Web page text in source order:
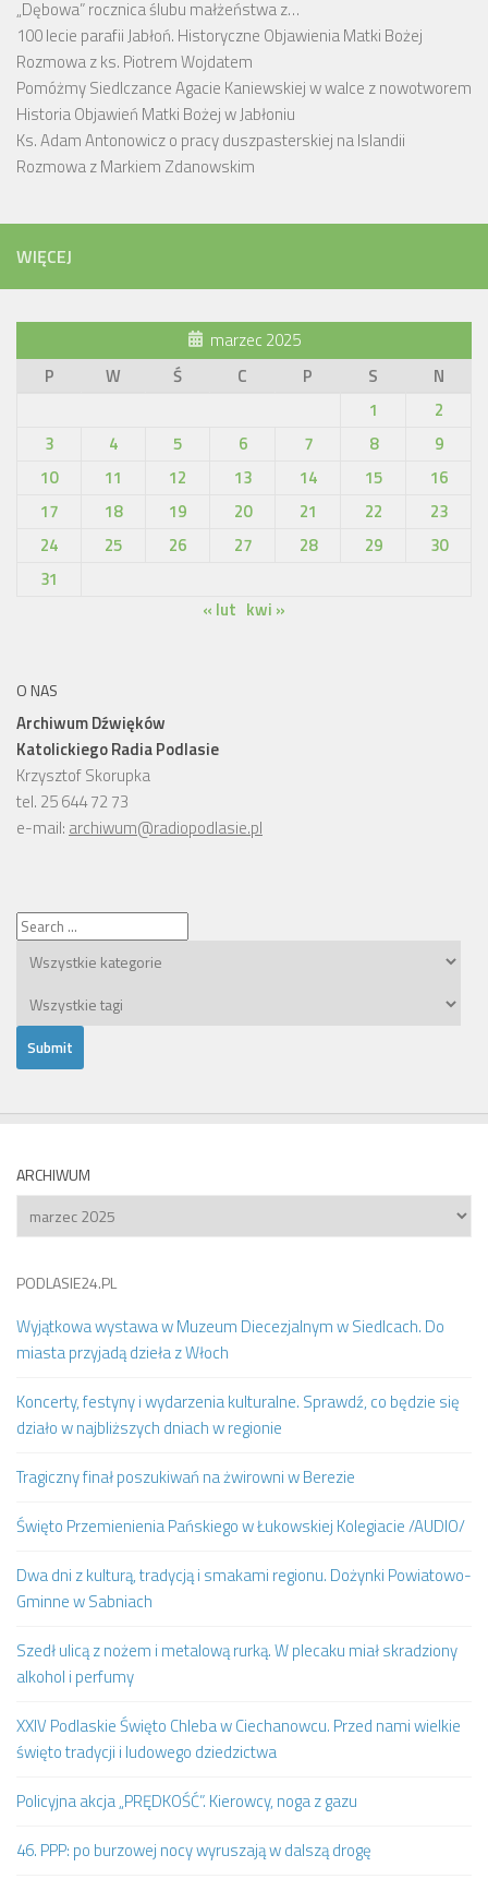
„Dębowa” rocznica ślubu małżeństwa z…
100 lecie parafii Jabłoń. Historyczne Objawienia Matki Bożej
Rozmowa z ks. Piotrem Wojdatem
Pomóżmy Siedlczance Agacie Kaniewskiej w walce z nowotworem
Historia Objawień Matki Bożej w Jabłoniu
Ks. Adam Antonowicz o pracy duszpasterskiej na Islandii
Rozmowa z Markiem Zdanowskim
WIĘCEJ
marzec 2025
P
W Ś C P S
N
1
2
3
4 5 6 7 8
9
10
11 12 13 14 15
16
17
18 19 20 21 22
23
24
25 26 27 28 29
30
31
« lut kwi »
O NAS
Archiwum Dźwięków
Katolickiego Radia Podlasie
Krzysztof Skorupka
tel. 25 644 72 73
e-mail: archiwum@radiopodlasie.pl
ARCHIWUM
Archiwum
PODLASIE24.PL
Wyjątkowa wystawa w Muzeum Diecezjalnym w Siedlcach. Do
miasta przyjadą dzieła z Włoch
Koncerty, festyny i wydarzenia kulturalne. Sprawdź, co będzie się
działo w najbliższych dniach w regionie
Tragiczny finał poszukiwań na żwirowni w Berezie
Święto Przemienienia Pańskiego w Łukowskiej Kolegiacie /AUDIO/
Dwa dni z kulturą, tradycją i smakami regionu. Dożynki Powiatowo-
Gminne w Sabniach
Szedł ulicą z nożem i metalową rurką. W plecaku miał skradziony
alkohol i perfumy
XXIV Podlaskie Święto Chleba w Ciechanowcu. Przed nami wielkie
święto tradycji i ludowego dziedzictwa
Policyjna akcja „PRĘDKOŚĆ”. Kierowcy, noga z gazu
46. PPP: po burzowej nocy wyruszają w dalszą drogę